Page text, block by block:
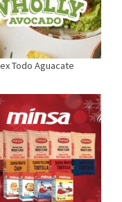
Todo Aguacate